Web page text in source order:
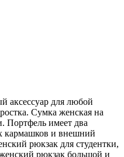
аксессуар для любой
Сумка женская на
Портфель имеет два
кармашков и внешний
рюкзак для студентки,
рюкзак большой и